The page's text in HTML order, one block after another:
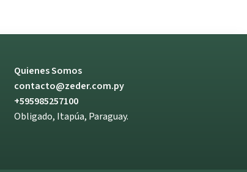
Quienes Somos
contacto@zeder.com.py
+595985257100
Obligado, Itapúa, Paraguay.